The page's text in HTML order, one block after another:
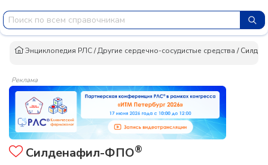
Энциклопедия РЛС/Другие сердечно-сосудистые средства /
Реклама
Силденафил-ФПО®